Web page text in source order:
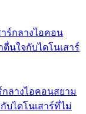
ลางไอคอนสยาม
ไดโนเสาร์ที่ไม่